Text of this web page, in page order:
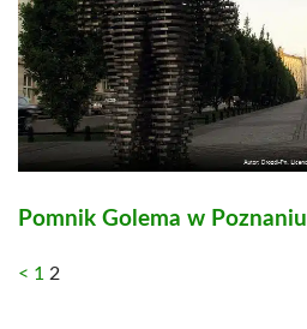
Pomnik Golema w Poznaniu
< 1 2